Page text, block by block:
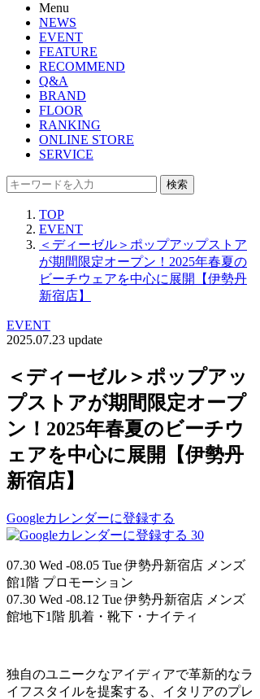
Menu
NEWS
EVENT
FEATURE
RECOMMEND
Q&A
BRAND
FLOOR
RANKING
ONLINE STORE
SERVICE
検索
TOP
EVENT
＜ディーゼル＞ポップアップストア
が期間限定オープン！2025年春夏の
ビーチウェアを中心に展開【伊勢丹
新宿店】
EVENT
2025.07.23 update
＜ディーゼル＞ポップアッ
プストアが期間限定オープ
ン！2025年春夏のビーチウ
ェアを中心に展開【伊勢丹
新宿店】
Googleカレンダーに登録する
30
07.30 Wed -08.05 Tue伊勢丹新宿店 メンズ
館1階 プロモーション
07.30 Wed -08.12 Tue伊勢丹新宿店 メンズ
館地下1階 肌着・靴下・ナイティ
独自のユニークなアイディアで革新的なラ
イフスタイルを提案する、イタリアのプレ